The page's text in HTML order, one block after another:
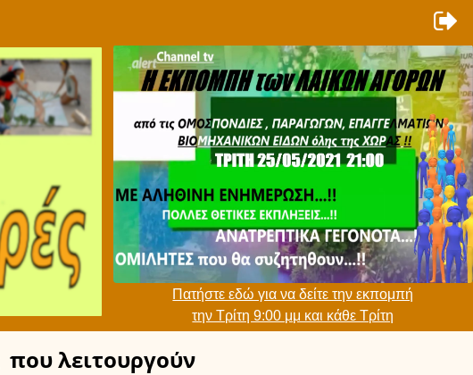
Πατήστε εδώ για να δείτε την εκπομπή
την Τρίτη 9:00 μμ και κάθε Τρίτη
που λειτουργούν